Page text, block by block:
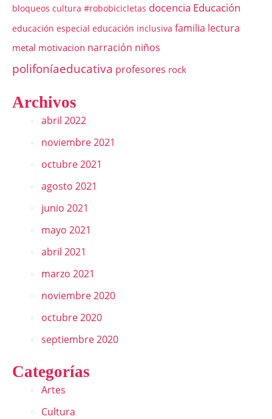
bloqueos cultura #robobicicletas docencia Educación
educación especial educación inclusiva familia lectura
metal motivacion narración niños
polifoníaeducativa profesores rock
Archivos
abril 2022
noviembre 2021
octubre 2021
agosto 2021
junio 2021
mayo 2021
abril 2021
marzo 2021
noviembre 2020
octubre 2020
septiembre 2020
Categorías
Artes
Cultura